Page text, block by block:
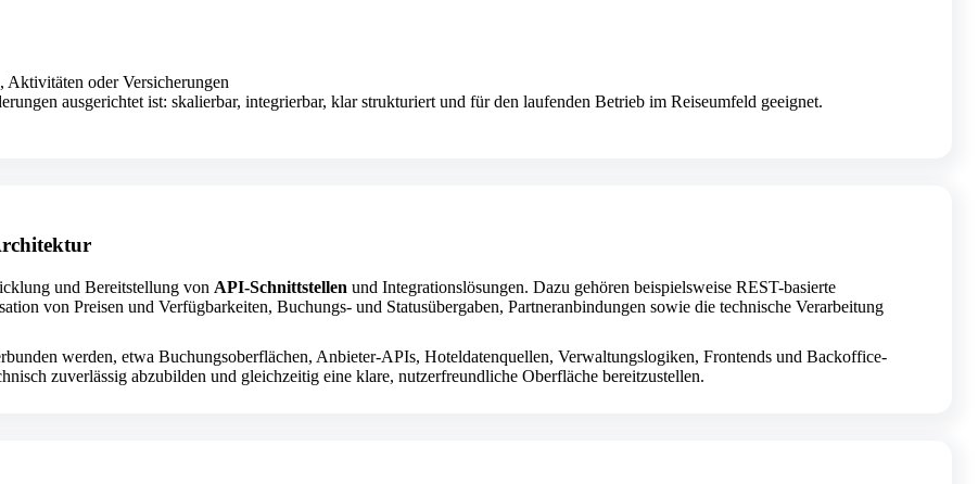
oder Versicherungen
ausgerichtet ist: skalierbar, integrierbar, klar strukturiert und für den laufenden Betrieb im Reiseumfeld geeignet.
und Bereitstellung von API-Schnittstellen und Integrationslösungen. Dazu gehören beispielsweise REST-basierte
von Preisen und Verfügbarkeiten, Buchungs- und Statusübergaben, Partneranbindungen sowie die technische Verarbeitung
werden, etwa Buchungsoberflächen, Anbieter-APIs, Hoteldatenquellen, Verwaltungslogiken, Frontends und Backoffice-
zuverlässig abzubilden und gleichzeitig eine klare, nutzerfreundliche Oberfläche bereitzustellen.